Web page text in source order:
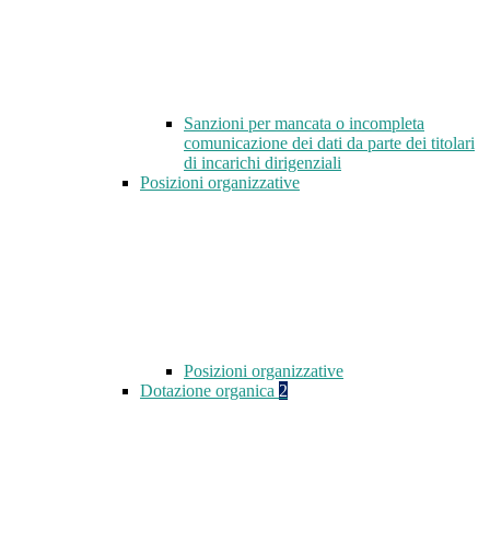
Sanzioni per mancata o incompleta
comunicazione dei dati da parte dei titolari
di incarichi dirigenziali
Posizioni organizzative
Posizioni organizzative
Dotazione organica 2